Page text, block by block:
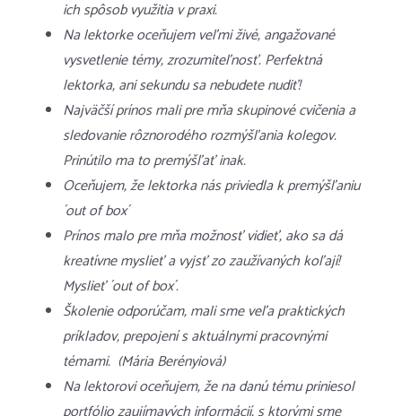
ich spôsob využitia v praxi.
Na lektorke oceňujem veľmi živé, angažované
vysvetlenie témy, zrozumiteľnosť. Perfektná
lektorka, ani sekundu sa nebudete nudiť!
Najväčší prínos mali pre mňa skupinové cvičenia a
sledovanie rôznorodého rozmýšľania kolegov.
Prinútilo ma to premýšľať inak.
Oceňujem, že lektorka nás priviedla k premýšľaniu
´out of box´
Prínos malo pre mňa možnosť vidieť, ako sa dá
kreatívne myslieť a vyjsť zo zaužívaných koľají!
Myslieť ´out of box´.
Školenie odporúčam, mali sme veľa praktických
príkladov, prepojení s aktuálnymi pracovnými
témami. (Mária Berényiová)
Na lektorovi oceňujem, že na danú tému priniesol